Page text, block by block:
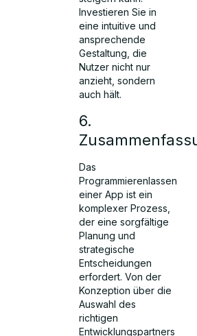
Investieren Sie in
eine intuitive und
ansprechende
Gestaltung, die
Nutzer nicht nur
anzieht, sondern
auch hält.
6.
Das
Programmierenlassen
einer App ist ein
komplexer Prozess,
der eine sorgfältige
Planung und
strategische
Entscheidungen
erfordert. Von der
Konzeption über die
Auswahl des
richtigen
Entwicklungspartners